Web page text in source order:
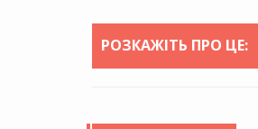
РОЗКАЖІТЬ ПРО ЦЕ: